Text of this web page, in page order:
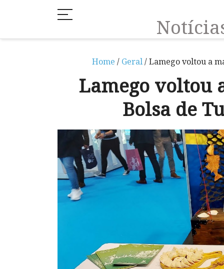
Home / Geral/ Lamego voltou a
Lamego voltou
Bolsa de